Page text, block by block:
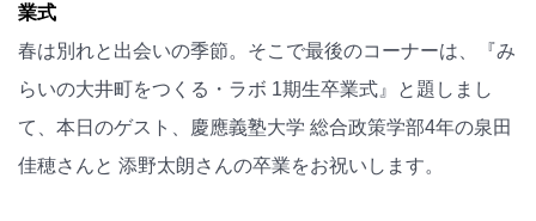
業式
春は別れと出会いの季節。そこで最後のコーナーは、『み
らいの大井町をつくる・ラボ 1期生卒業式』と題しまし
て、本日のゲスト、慶應義塾大学 総合政策学部4年の泉田
佳穂さんと 添野太朗さんの卒業をお祝いします。